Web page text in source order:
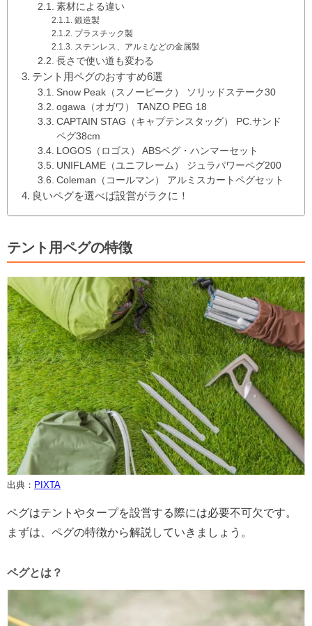
素材による違い
鍛造製
プラスチック製
ステンレス、アルミなどの金属製
長さで使い道も変わる
テント用ペグのおすすめ6選
Snow Peak（スノーピーク） ソリッドステーク30
ogawa（オガワ） TANZO PEG 18
CAPTAIN STAG（キャプテンスタッグ） PC.サンド
ペグ38cm
LOGOS（ロゴス） ABSペグ・ハンマーセット
UNIFLAME（ユニフレーム） ジュラパワーペグ200
Coleman（コールマン） アルミスカートペグセット
良いペグを選べば設営がラクに！
テント用ペグの特徴
出典： PIXTA
ペグはテントやタープを設営する際には必要不可欠です。
まずは、ペグの特徴から解説していきましょう。
ペグとは？